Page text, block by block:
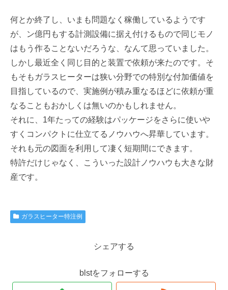
何とか終了し、いまも問題なく稼働しているようです
が、ン億円もする計測設備に据え付けるもので同じモノ
はもう作ることないだろうな、なんて思っていました。
しかし最近全く同じ目的と装置で依頼が来たのです。そ
もそもガラスヒーターは狭い分野での特別な付加価値を
目指しているので、実施例が積み重なるほどに依頼が重
なることもおかしくは無いのかもしれません。
それに、1年たっての経験はパッケージをさらに使いや
すくコンパクトに仕立てるノウハウへ昇華しています。
それも元の図面を利用して凄く短期間にできます。
特許だけじゃなく、こういった設計ノウハウも大きな財
産です。
ガラスヒーター特注例
シェアする
blstをフォローする